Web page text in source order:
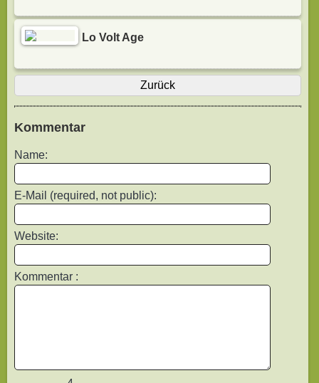
Lo Volt Age
Zurück
Kommentar
Name:
E-Mail (required, not public):
Website:
Kommentar :